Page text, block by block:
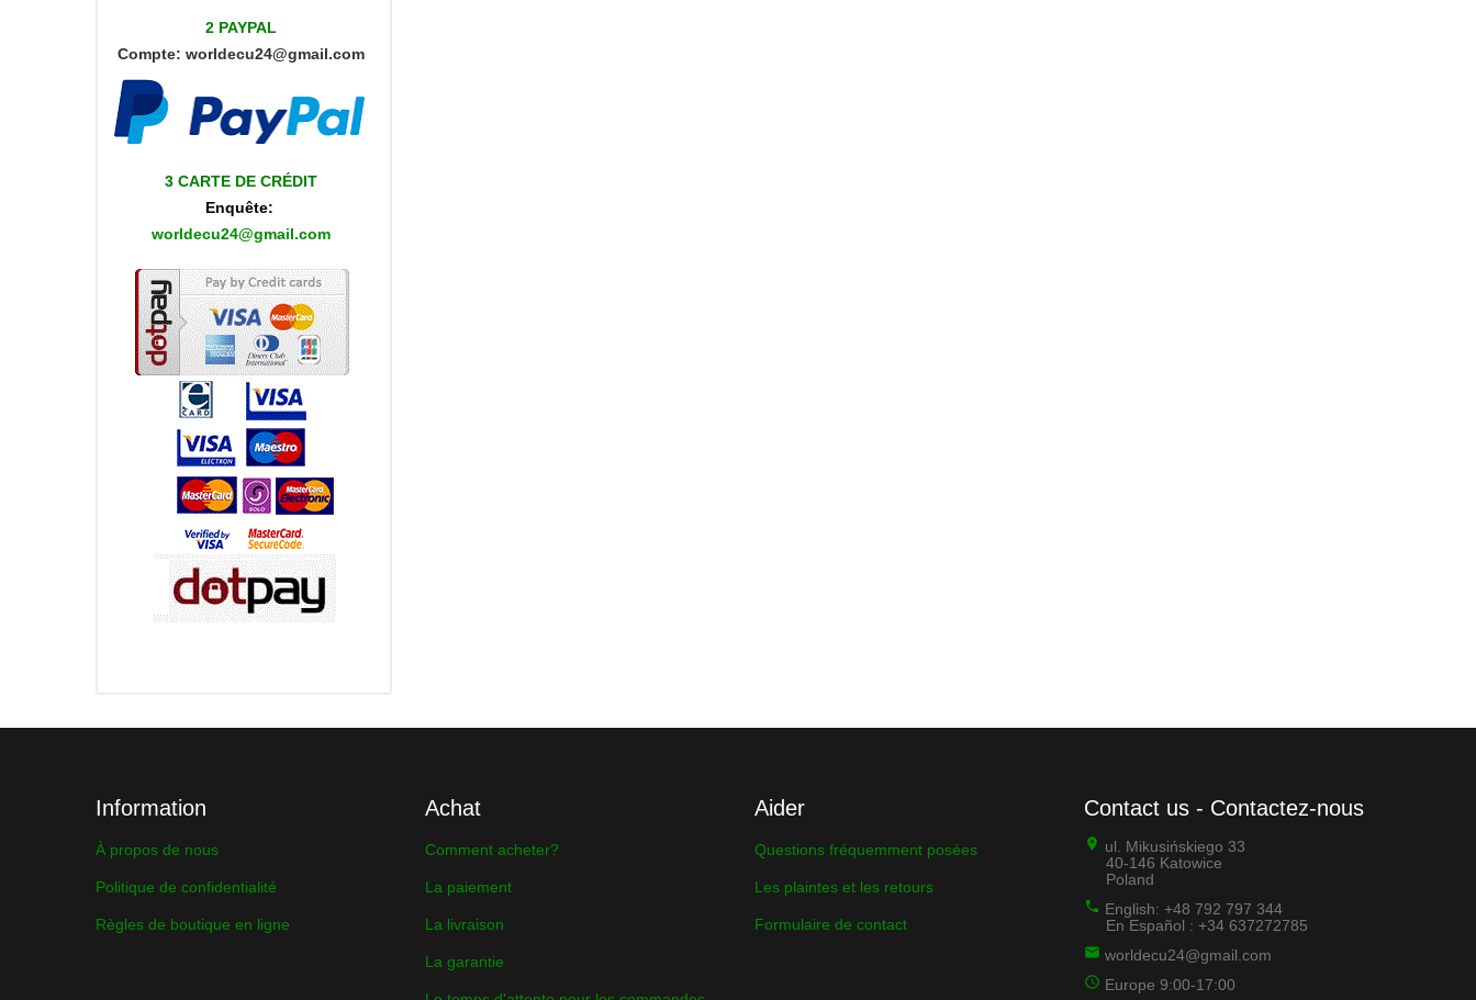
2 PAYPAL
Compte: worldecu24@gmail.com
3 CARTE DE CRÉDIT
Enquête:
worldecu24@gmail.com
Information
À propos de nous
Politique de confidentialité
Règles de boutique en ligne
Achat
Comment acheter?
La paiement
La livraison
La garantie
Aider
Questions fréquemment posées
Les plaintes et les retours
Formulaire de contact
Contact us - Contactez-nous
ul. Mikusińskiego 33
40-146 Katowice
Poland
English: +48 792 797 344
En Español : +34 637272785
worldecu24@gmail.com
Europe 9:00-17:00